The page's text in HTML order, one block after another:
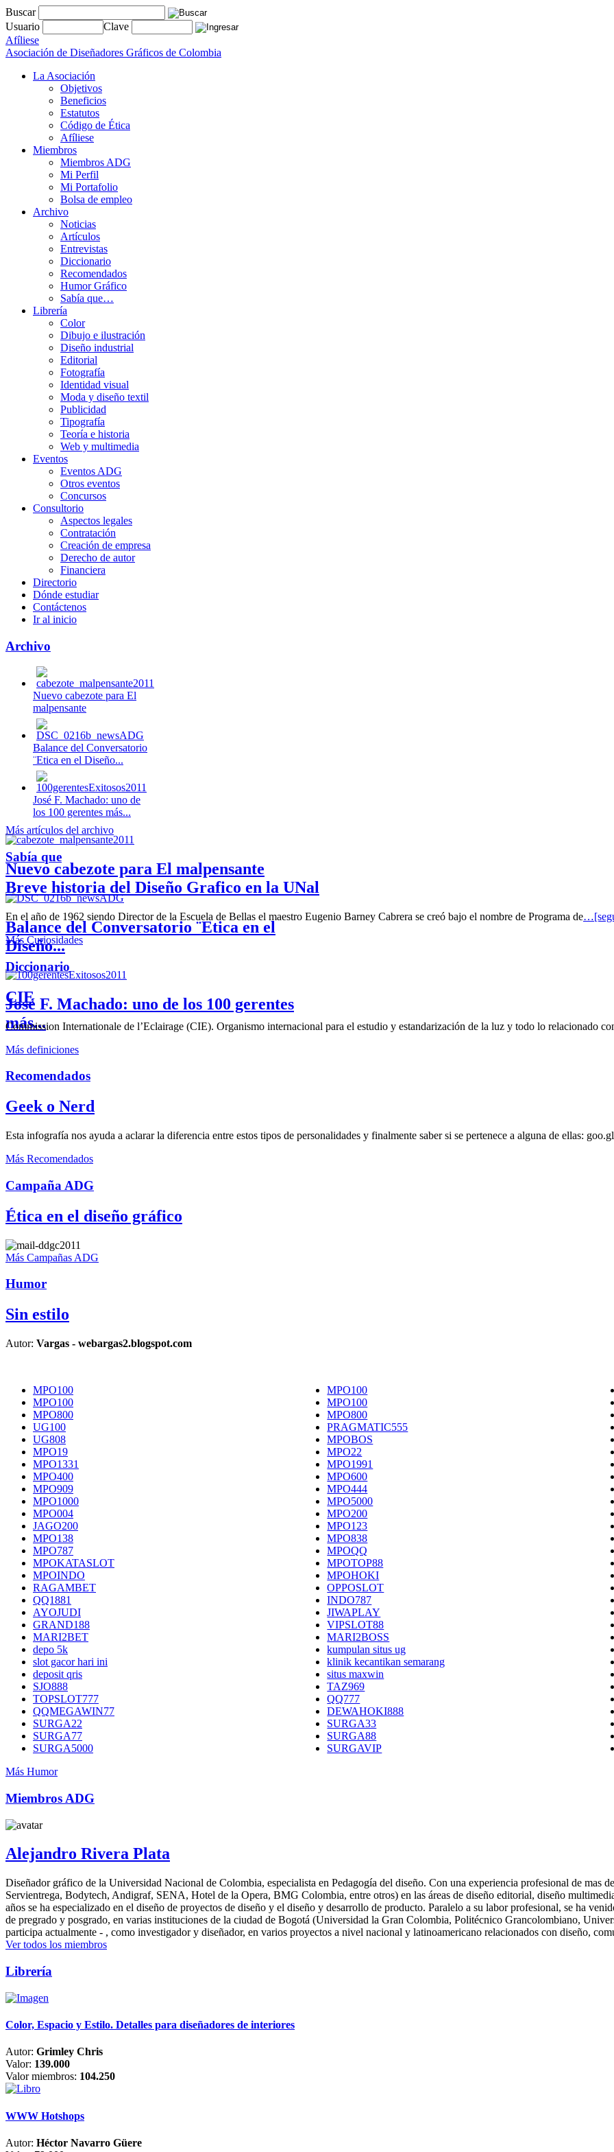
Buscar
Usuario
Clave
Afíliese
Asociación de Diseñadores Gráficos de Colombia
La Asociación
Objetivos
Beneficios
Estatutos
Código de Ética
Afíliese
Miembros
Miembros ADG
Mi Perfil
Mi Portafolio
Bolsa de empleo
Archivo
Noticias
Artículos
Entrevistas
Diccionario
Recomendados
Humor Gráfico
Sabía que…
Librería
Color
Dibujo e ilustración
Diseño industrial
Editorial
Fotografía
Identidad visual
Moda y diseño textil
Publicidad
Tipografía
Teoría e historia
Web y multimedia
Eventos
Eventos ADG
Otros eventos
Concursos
Consultorio
Aspectos legales
Contratación
Creación de empresa
Derecho de autor
Financiera
Directorio
Dónde estudiar
Contáctenos
Ir al inicio
Archivo
Nuevo cabezote para El
malpensante
Balance del Conversatorio
¨Etica en el Diseño...
José F. Machado: uno de
los 100 gerentes más...
Nuevo cabezote para El malpensante
Balance del Conversatorio ¨Etica en el
Diseño...
José F. Machado: uno de los 100 gerentes
más...
Más artículos del archivo
Sabía que
Breve historia del Diseño Grafico en la UNal
En el año de 1962 siendo Director de la Escuela de Bellas el maestro Eugenio Barney Cabrera se creó bajo el nombre de Programa de
Más Curiosidades
Diccionario
CIE
Commission Internationale de l’Eclairage (CIE). Organismo internacional para el estudio y estandarización de la luz y todo lo relacionado
Más definiciones
Recomendados
Geek o Nerd
Esta infografía nos ayuda a aclarar la diferencia entre estos tipos de personalidades y finalmente saber si se pertenece a alguna de ellas:
Más Recomendados
Campaña ADG
Ética en el diseño gráfico
Más Campañas ADG
Humor
Sin estilo
Autor: Vargas - webargas2.blogspot.com
MPO100 MPO100
MPO100
MPO100
MPO800
MPO800
UG100
PRAGMATIC555
UG808
MPOBOS
MPO19
MPO22
MPO1331
MPO1991
MPO400
MPO600
MPO909
MPO444
MPO1000
MPO5000
MPO004
MPO200
JAGO200
MPO123
MPO138
MPO838
MPO787
MPOQQ
MPOKATASLOT
MPOTOP88
MPOINDO
MPOHOKI
RAGAMBET
OPPOSLOT
QQ1881
INDO787
AYOJUDI
JIWAPLAY
GRAND188
VIPSLOT88
MARI2BET
MARI2BOSS
depo 5k
kumpulan situs ug
slot gacor hari ini
klinik kecantikan semarang
deposit qris
situs maxwin
SJO888
TAZ969
TOPSLOT777
QQ777
QQMEGAWIN77
DEWAHOKI888
SURGA22
SURGA33
SURGA77
SURGA88
SURGA5000
SURGAVIP
Más Humor
Miembros ADG
Alejandro Rivera Plata
Diseñador gráfico de la Universidad Nacional de Colombia, especialista en Pedagogía del diseño. Con una experiencia profesional de mas
Servientrega, Bodytech, Andigraf, SENA, Hotel de la Opera, BMG Colombia, entre otros) en las áreas de diseño editorial, diseño
años se ha especializado en el diseño de proyectos de diseño y el diseño y desarrollo de producto. Paralelo a su labor profesional, se ha
de pregrado y posgrado, en varias instituciones de la ciudad de Bogotá (Universidad la Gran Colombia, Politécnico Grancolombiano,
participa actualmente - , como investigador y diseñador, en varios proyectos a nivel nacional y latinoamericano relacionados con diseño,
Ver todos los miembros
Librería
Color, Espacio y Estilo. Detalles para diseñadores de interiores
Autor: Grimley Chris
Valor: 139.000
Valor miembros: 104.250
WWW Hotshops
Autor: Héctor Navarro Güere